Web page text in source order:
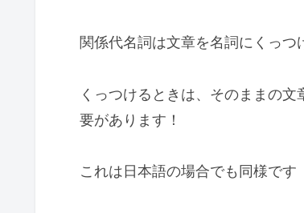
関係代名詞は文章を名詞にくっ
くっつけるときは、そのままの
要があります！
これは日本語の場合でも同様です